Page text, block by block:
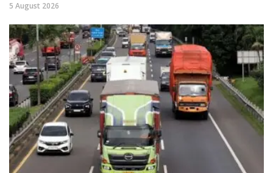
5 August 2026